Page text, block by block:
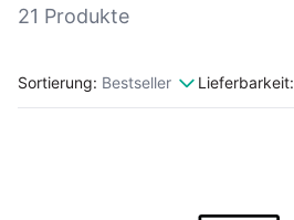
21 Produkte
Sortierung: Bestseller Lieferbarkeit: